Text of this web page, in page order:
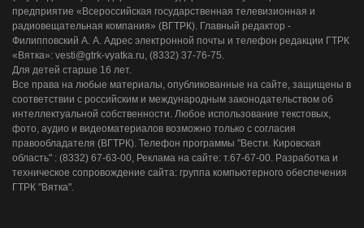
предприятие «Всероссийская государственная телевизионная и
радиовещательная компания» (ВГТРК). Главный редактор -
Филипповский А. А. Адрес электронной почты и телефон редакции ГТРК
«Вятка»: vesti@gtrk-vyatka.ru, (8332) 37-76-75.
Для детей старше 16 лет.
Все права на любые материалы, опубликованные на сайте, защищены в
соответствии с российским и международным законодательством об
интеллектуальной собственности. Любое использование текстовых,
фото, аудио и видеоматериалов возможно только с согласия
правообладателя (ВГТРК). Телефон программы "Вести. Кировская
область" : (8332) 67-63-00, Реклама на сайте: т.67-67-00. Разработка и
техническое сопровождение сайта: группа компьютерного обеспечения
ГТРК "Вятка".